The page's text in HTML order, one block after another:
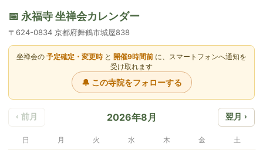
📅 永福寺 坐禅会カレンダー
〒624-0834 京都府舞鶴市城屋838
坐禅会の 予定確定・変更時と 開催9時間前 に、スマートフォンへ通知を
受け取れます
🔔 この寺院をフォローする
‹ 前月 2026年8月 翌月 ›
日 月 火 水 木 金 土